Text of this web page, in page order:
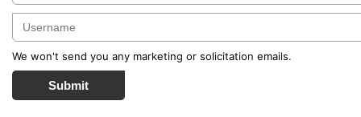
We won't send you any marketing or solicitation emails.
Submit